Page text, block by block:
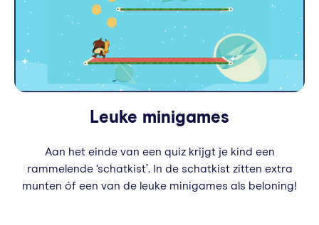
Leuke minigames
Aan het einde van een quiz krijgt je kind een
rammelende ‘schatkist’. In de schatkist zitten extra
munten óf een van de leuke minigames als beloning!